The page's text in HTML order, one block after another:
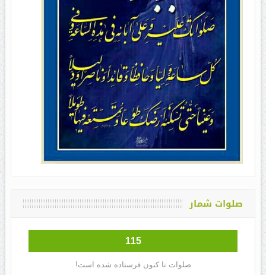
صلوات شمار
115
صلوات تا کنون فرستاده شده است!